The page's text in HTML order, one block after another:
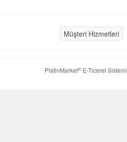
Müşteri Hizmetleri
PlatinMarket®E-Ticaret Sistemi